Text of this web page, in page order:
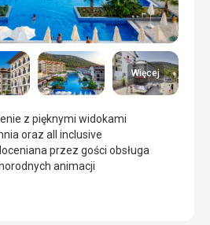
Więcej
z pięknymi widokami
oraz all inclusive
przez gości obsługa
animacji